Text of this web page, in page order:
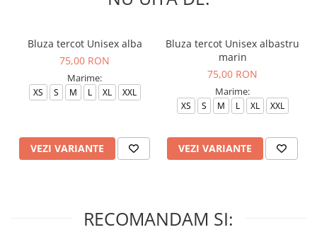
Bluza tercot Unisex alba
75,00 RON
Marime:
XS S M L XL XXL
VEZI VARIANTE
Bluza tercot Unisex albastru
marin
75,00 RON
Marime:
XS S M L XL XXL
VEZI VARIANTE
RECOMANDAM SI: